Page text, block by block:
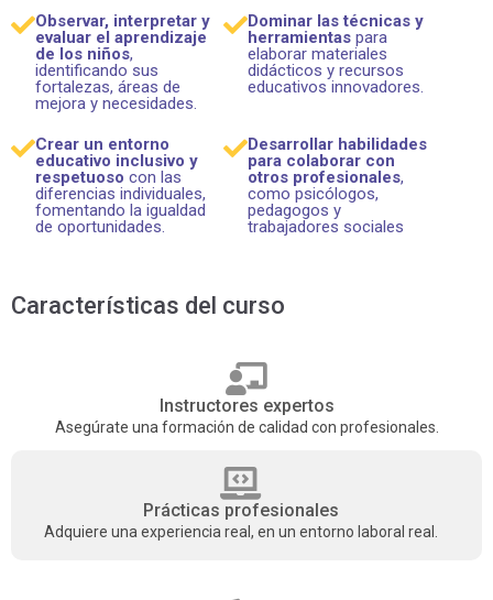
Observar, interpretar y
evaluar el aprendizaje
de los niños,
identificando sus
fortalezas, áreas de
mejora y necesidades.
Dominar las técnicas y
herramientaspara
elaborar materiales
didácticos y recursos
educativos innovadores.
Crear un entorno
educativo inclusivo y
respetuoso con las
diferencias individuales,
fomentando la igualdad
de oportunidades.
Desarrollar habilidades
para colaborar con
otros profesionales,
como psicólogos,
pedagogos y
trabajadores sociales
Características del curso
Instructores expertos
Asegúrate una formación de calidad con profesionales.
Prácticas profesionales
Adquiere una experiencia real, en un entorno laboral real.